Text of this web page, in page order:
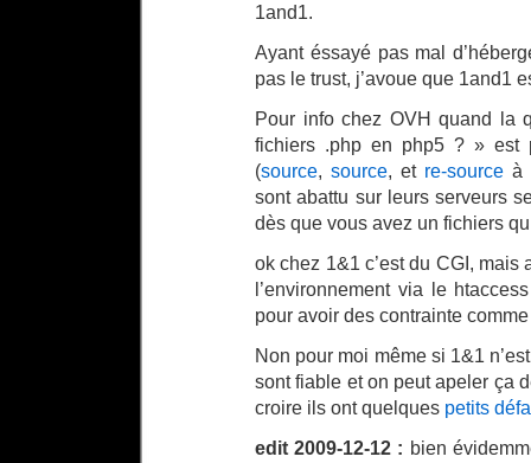
1and1.
Ayant éssayé pas mal
pas le trust, j’avoue que 1and1
Pour info chez OVH quand la
fichiers .php en php5 ? » est
(source, source, et re-sourceà
sont abattu sur leurs serveurs
dès que vous avez un fichiers
ok chez 1&1 c’est du CGI,
l’environnement via le
pour avoir des contrainte
Non pour moi même si 1&1
sont fiable et on peut apeler ça
croire ils ont quelques petits
edit 2009-12-12 : bien